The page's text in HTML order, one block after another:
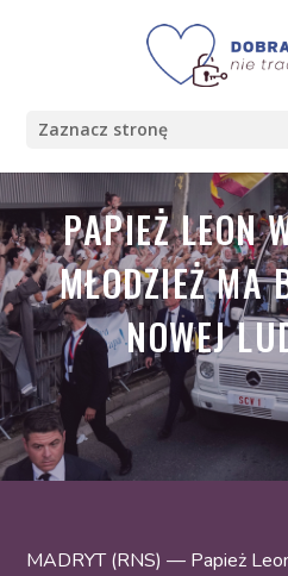
Zaznacz stronę
PAPIEŻ LEON
MŁODZIEŻ MA
NOWEJ
MADRYT (RNS) — Papież